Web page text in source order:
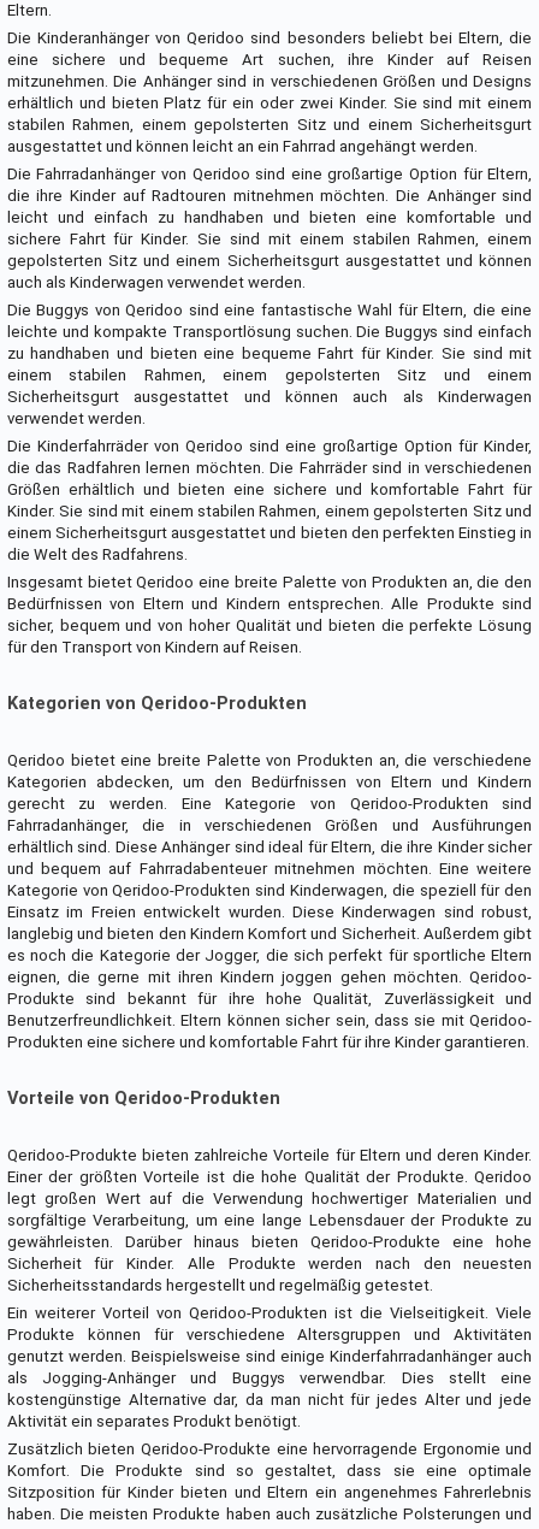
Eltern.
Die Kinderanhänger von Qeridoo sind besonders beliebt bei Eltern, die
eine sichere und bequeme Art suchen, ihre Kinder auf Reisen
mitzunehmen. Die Anhänger sind in verschiedenen Größen und Designs
erhältlich und bieten Platz für ein oder zwei Kinder. Sie sind mit einem
stabilen Rahmen, einem gepolsterten Sitz und einem Sicherheitsgurt
ausgestattet und können leicht an ein Fahrrad angehängt werden.
Die Fahrradanhänger von Qeridoo sind eine großartige Option für Eltern,
die ihre Kinder auf Radtouren mitnehmen möchten. Die Anhänger sind
leicht und einfach zu handhaben und bieten eine komfortable und
sichere Fahrt für Kinder. Sie sind mit einem stabilen Rahmen, einem
gepolsterten Sitz und einem Sicherheitsgurt ausgestattet und können
auch als Kinderwagen verwendet werden.
Die Buggys von Qeridoo sind eine fantastische Wahl für Eltern, die eine
leichte und kompakte Transportlösung suchen. Die Buggys sind einfach
zu handhaben und bieten eine bequeme Fahrt für Kinder. Sie sind mit
einem stabilen Rahmen, einem gepolsterten Sitz und einem
Sicherheitsgurt ausgestattet und können auch als Kinderwagen
verwendet werden.
Die Kinderfahrräder von Qeridoo sind eine großartige Option für Kinder,
die das Radfahren lernen möchten. Die Fahrräder sind in verschiedenen
Größen erhältlich und bieten eine sichere und komfortable Fahrt für
Kinder. Sie sind mit einem stabilen Rahmen, einem gepolsterten Sitz und
einem Sicherheitsgurt ausgestattet und bieten den perfekten Einstieg in
die Welt des Radfahrens.
Insgesamt bietet Qeridoo eine breite Palette von Produkten an, die den
Bedürfnissen von Eltern und Kindern entsprechen. Alle Produkte sind
sicher, bequem und von hoher Qualität und bieten die perfekte Lösung
für den Transport von Kindern auf Reisen.
Kategorien von Qeridoo-Produkten
Qeridoo bietet eine breite Palette von Produkten an, die verschiedene
Kategorien abdecken, um den Bedürfnissen von Eltern und Kindern
gerecht zu werden. Eine Kategorie von Qeridoo-Produkten sind
Fahrradanhänger, die in verschiedenen Größen und Ausführungen
erhältlich sind. Diese Anhänger sind ideal für Eltern, die ihre Kinder sicher
und bequem auf Fahrradabenteuer mitnehmen möchten. Eine weitere
Kategorie von Qeridoo-Produkten sind Kinderwagen, die speziell für den
Einsatz im Freien entwickelt wurden. Diese Kinderwagen sind robust,
langlebig und bieten den Kindern Komfort und Sicherheit. Außerdem gibt
es noch die Kategorie der Jogger, die sich perfekt für sportliche Eltern
eignen, die gerne mit ihren Kindern joggen gehen möchten. Qeridoo-
Produkte sind bekannt für ihre hohe Qualität, Zuverlässigkeit und
Benutzerfreundlichkeit. Eltern können sicher sein, dass sie mit Qeridoo-
Produkten eine sichere und komfortable Fahrt für ihre Kinder garantieren.
Vorteile von Qeridoo-Produkten
Qeridoo-Produkte bieten zahlreiche Vorteile für Eltern und deren Kinder.
Einer der größten Vorteile ist die hohe Qualität der Produkte. Qeridoo
legt großen Wert auf die Verwendung hochwertiger Materialien und
sorgfältige Verarbeitung, um eine lange Lebensdauer der Produkte zu
gewährleisten. Darüber hinaus bieten Qeridoo-Produkte eine hohe
Sicherheit für Kinder. Alle Produkte werden nach den neuesten
Sicherheitsstandards hergestellt und regelmäßig getestet.
Ein weiterer Vorteil von Qeridoo-Produkten ist die Vielseitigkeit. Viele
Produkte können für verschiedene Altersgruppen und Aktivitäten
genutzt werden. Beispielsweise sind einige Kinderfahrradanhänger auch
als Jogging-Anhänger und Buggys verwendbar. Dies stellt eine
kostengünstige Alternative dar, da man nicht für jedes Alter und jede
Aktivität ein separates Produkt benötigt.
Zusätzlich bieten Qeridoo-Produkte eine hervorragende Ergonomie und
Komfort. Die Produkte sind so gestaltet, dass sie eine optimale
Sitzposition für Kinder bieten und Eltern ein angenehmes Fahrerlebnis
haben. Die meisten Produkte haben auch zusätzliche Polsterungen und